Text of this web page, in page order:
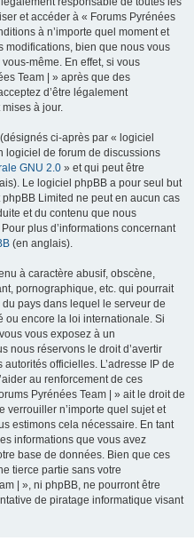
et accéder à « Forums Pyrénées
à n’importe quel moment et
modifications, bien que nous vous
même. En effet, si vous
Team | » après que des
d’être légalement
à jour.
ci-après par « logiciel
logiciel de forum de discussions
GNU 2.0 » et qui peut être
Le logiciel phpBB a pour seul but
Limited ne peut en aucun cas
et du contenu que nous
plus d’informations concernant
(en anglais).
à caractère abusif, obscène,
pornographique, etc. qui pourrait
pays dans lequel le serveur de
ou encore la loi internationale. Si
vous exposez à un
nous réservons le droit d’avertir
officielles. L’adresse IP de
au renforcement de ces
Pyrénées Team | » ait le droit de
verrouiller n’importe quel sujet et
estimons cela nécessaire. En tant
informations que vous avez
base de données. Bien que ces
tierce partie sans votre
| », ni phpBB, ne pourront être
de piratage informatique visant